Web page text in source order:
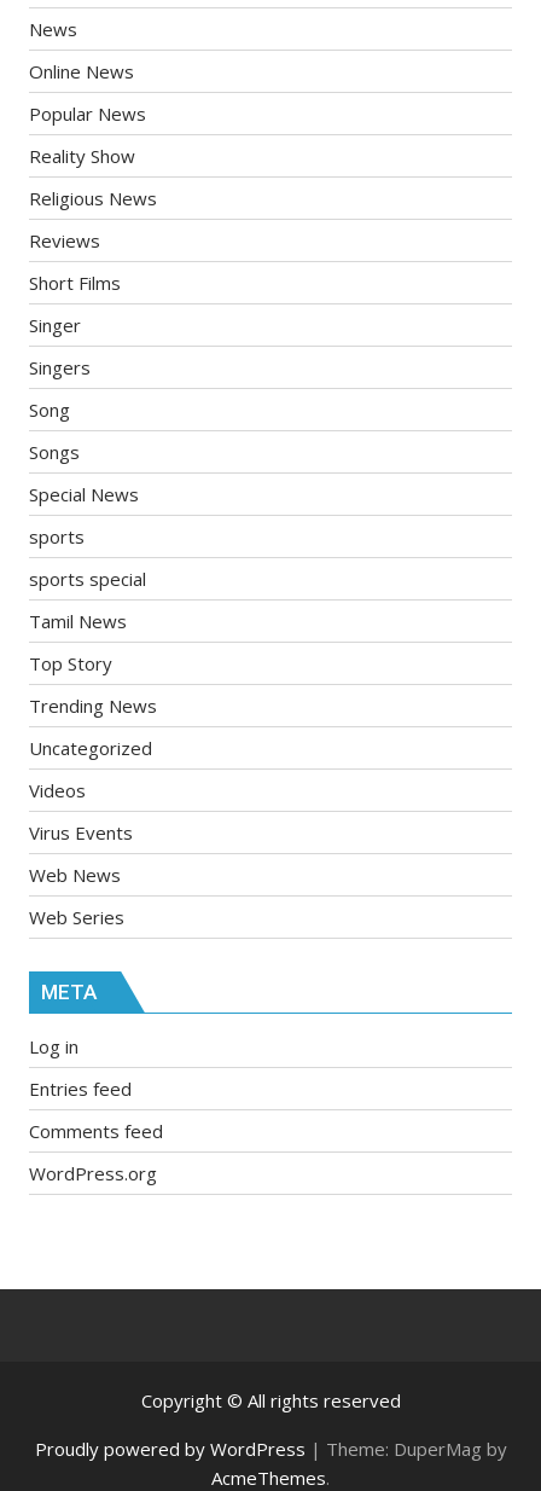
News
Online News
Popular News
Reality Show
Religious News
Reviews
Short Films
Singer
Singers
Song
Songs
Special News
sports
sports special
Tamil News
Top Story
Trending News
Uncategorized
Videos
Virus Events
Web News
Web Series
META
Log in
Entries feed
Comments feed
WordPress.org
Copyright © All rights reserved
Proudly powered by WordPress | Theme: DuperMag by
AcmeThemes.